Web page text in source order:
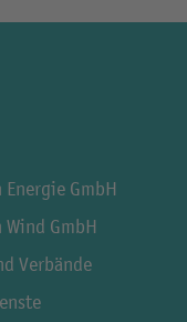
GmbH
GmbH
Verbände